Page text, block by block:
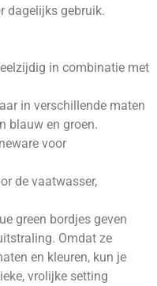
dagelijks gebruik.
in combinatie met
in verschillende maten
blauw en groen.
voor
de vaatwasser,
green bordjes geven
Omdat ze
en kleuren, kun je
vrolijke setting